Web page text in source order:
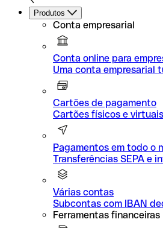
Produtos
Conta empresarial
Conta online para
Uma conta empresarial
Cartões de pagamento
Cartões físicos e virtuais
Pagamentos em todo o
Transferências SEPA e
Várias contas
Subcontas com IBAN
Ferramentas financeiras